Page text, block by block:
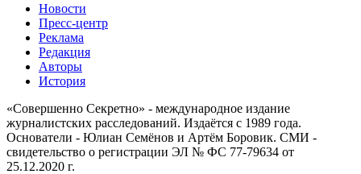
Новости
Пресс-центр
Реклама
Редакция
Авторы
История
«Совершенно Секретно» - международное издание
журналистских расследований. Издаётся с 1989 года.
Основатели - Юлиан Семёнов и Артём Боровик. CМИ -
свидетельство о регистрации ЭЛ № ФС 77-79634 от
25.12.2020 г.